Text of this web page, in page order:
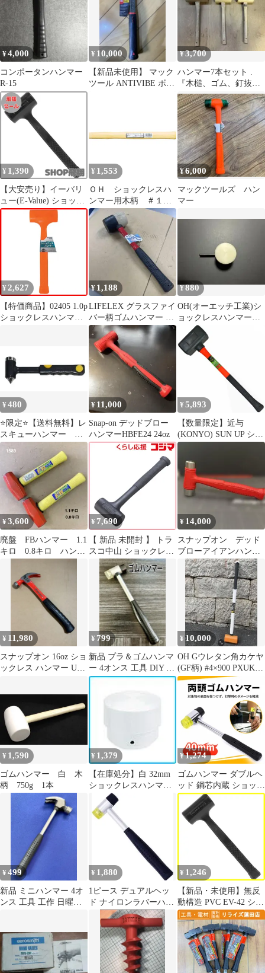
¥4,000
コンポータンハンマー
R-15
¥ 10,000
【新品未使用】 マック
ツール ANTIVIBE ボー
¥3,700
ハンマー7本セット .
『木槌、ゴム、釘抜き
付き、両口ハンマーな
ど』
¥ 1,390
【大安売り】イーバリ
ュー(E-Value) ショック
レスハンマー PVC 無反
動構造 EV-42
¥ 1,553
ＯＨ ショックレスハ
ンマー用木柄 ＃１／
２用
¥6,000
マックツールズ ハン
マー
¥ 2,627
【特価商品】02405 1.0p
ショックレスハンマー
¥ 1,188
LIFELEX グラスファイ
バー柄ゴムハンマー 0.5
ポンド -W W
¥880
OH(オーエッチ工業)シ
ョックレスハンマー用
替頭#3 Φ51 白 OS-50W
¥480
⭐限定⭐【送料無料】レ
スキューハンマー シ
ートベルトカッター付
¥ 11,000
Snap-on デッドブロー
ハンマーHBFE24 24oz
¥ 5,893
【数量限定】近与
(KONYO) SUN UP ショ
ックレス掛矢 4P 70mm
¥3,600
廃盤 FBハンマー 1.1
キロ 0.8キロ ハンマ
¥ 7,690
【 新品 未開封 】 トラ
スコ中山 ショックレス
ハンマー #3 ATUS30 未
使用 送料無料
¥ 14,000
スナップオン デッド
ブローアイアンハンマ
ー HSSD32 新品未使
用
¥ 11,980
スナップオン 16oz ショ
ックレス ハンマー USA
¥ 799
新品 プラ＆ゴムハンマ
ー 4オンス 工具 DIY 工
作 ホビー 日曜大工 lsp
¥10,000
OH Gウレタン角カケヤ
(GF柄) #4×900 PXUK-
04G 1本
¥ 1,590
ゴムハンマー 白 木
柄 750g 1本
¥ 1,379
【在庫処分】白 32mm
ショックレスハンマー
用替頭#1/2 OS20W
Kogyo) オーエッチ工業
OH
¥1,274
ゴムハンマー ダブルヘ
ッド 鋼芯内蔵 ショック
レスハンマー DIY 工作
家具・タイル取付用
40mm 約320mm
¥499
新品 ミニハンマー 4オ
ンス 工具 工作 日曜大
¥ 1,880
1ピース デュアルヘッ
ド ナイロンラバーハン
マー 両面ソフトマレッ
ト ラバーマレ
¥ 1,246
【新品・未使用】無反
動構造 PVC EV-42 ショ
ックレスハンマー イー
バリュー(E-Value)